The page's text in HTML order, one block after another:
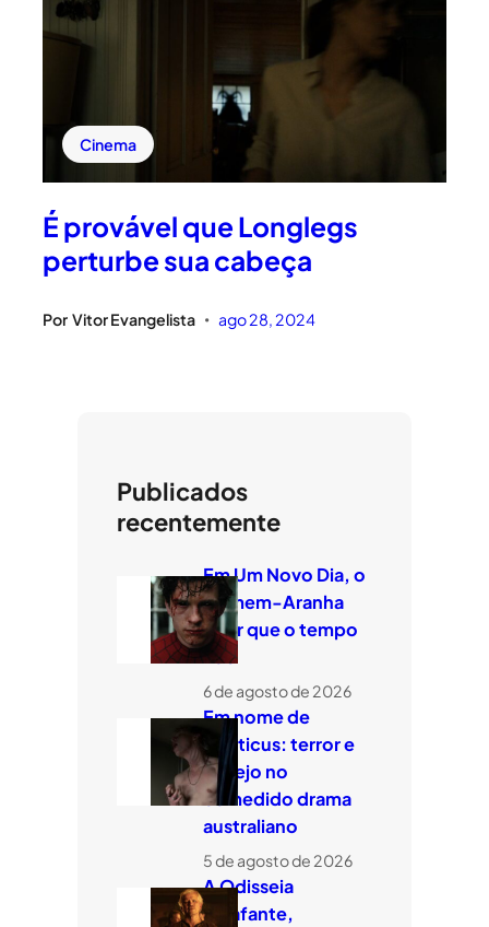
Cinema
É provável que Longlegs
perturbe sua cabeça
Por Vitor Evangelista • ago 28, 2024
Publicados
recentemente
Em Um Novo Dia, o
Homem-Aranha
quer que o tempo
voe
6 de agosto de 2026
Em nome de
Leviticus: terror e
desejo no
comedido drama
australiano
5 de agosto de 2026
A Odisseia
estafante,